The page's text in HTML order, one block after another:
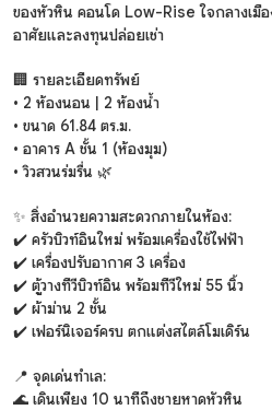
ของหัวหิน คอนโด Low-Rise ใจกลางเมือ
อาศัยและลงทุนปล่อยเช่า
🏢 รายละเอียดทรัพย์
• 2 ห้องนอน | 2 ห้องน้ำ
• ขนาด 61.84 ตร.ม.
• อาคาร A ชั้น 1 (ห้องมุม)
• วิวสวนร่มรื่น 🌿
✨ สิ่งอำนวยความสะดวกภายในห้อง:
✔️ ครัวบิวท์อินใหม่ พร้อมเครื่องใช้ไฟฟ้า
✔️ เครื่องปรับอากาศ 3 เครื่อง
✔️ ตู้วางทีวีบิวท์อิน พร้อมทีวีใหม่ 55 นิ้ว
✔️ ผ้าม่าน 2 ชั้น
✔️ เฟอร์นิเจอร์ครบ ตกแต่งสไตล์โมเดิร์น
📍 จุดเด่นทำเล:
🌊 เดินเพียง 10 นาทีถึงชายหาดหัวหิน